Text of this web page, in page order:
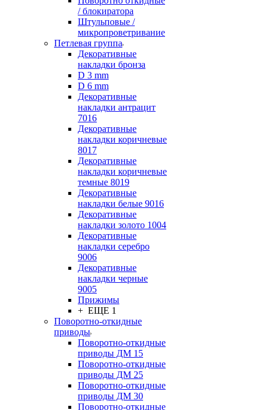
/ блокиратора
Штульповые /
микропроветривание
Петлевая группа
Декоративные
накладки бронза
D 3 mm
D 6 mm
Декоративные
накладки антрацит
7016
Декоративные
накладки коричневые
8017
Декоративные
накладки коричневые
темные 8019
Декоративные
накладки белые 9016
Декоративные
накладки золото 1004
Декоративные
накладки серебро
9006
Декоративные
накладки черные
9005
Прижимы
+ ЕЩЕ 1
Поворотно-откидные
приводы
Поворотно-откидные
приводы ДМ 15
Поворотно-откидные
приводы ДМ 25
Поворотно-откидные
приводы ДМ 30
Поворотно-откидные